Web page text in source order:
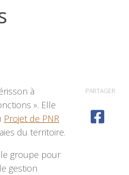
à
». Elle
Projet de PNR
du territoire.
le groupe pour
gestion
PARTAGER